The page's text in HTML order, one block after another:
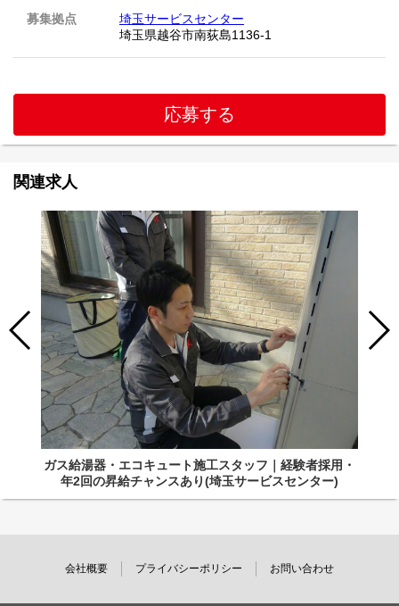
募集拠点
埼玉サービスセンター
埼玉県越谷市南荻島1136-1
応募する
関連求人
ガス給湯器・エコキュート施工スタッフ｜経験者採用・
年2回の昇給チャンスあり(埼玉サービスセンター)
会社概要 プライバシーポリシー お問い合わせ